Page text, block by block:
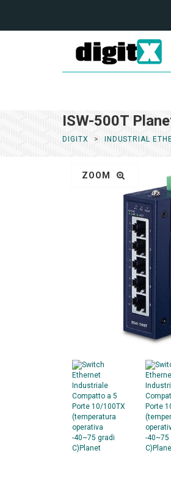
ISW-500T
DIGITX INDUSTRIAL
ZOOM